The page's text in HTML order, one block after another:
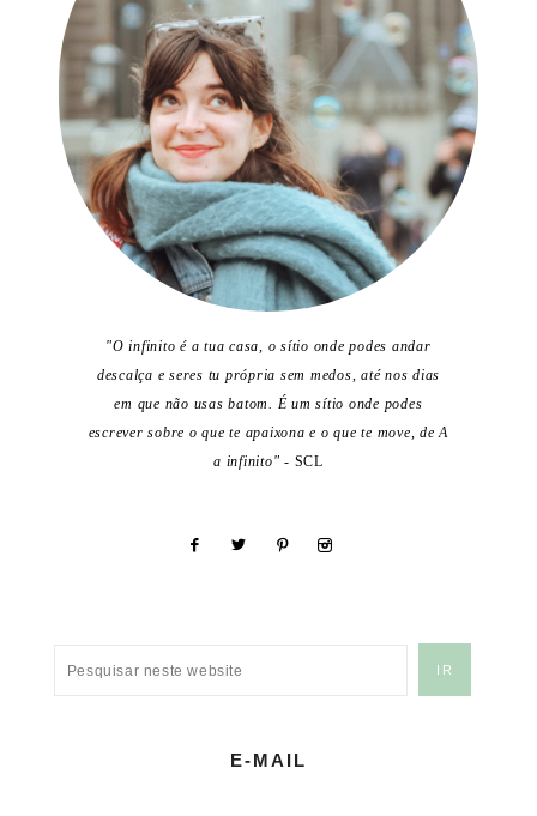
"O infinito é a tua casa, o sítio onde podes andar
descalça e seres tu própria sem medos, até nos dias
em que não usas batom. É um sítio onde podes
escrever sobre o que te apaixona e o que te move, de A
a infinito"- SCL
E-MAIL